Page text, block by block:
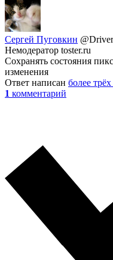
Сергей Пуговкин
Немодератор toster.ru
Сохранять состояния
изменения
Ответ написан более
1 комментарий